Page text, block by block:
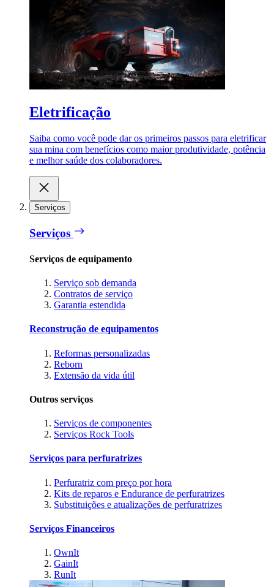
Eletrificação
Saiba como você pode dar os primeiros passos para eletrificar
sua mina com benefícios como maior produtividade, potência
e melhor saúde dos colaboradores.
Serviços
Serviços
Serviços de equipamento
Serviço sob demanda
Contratos de serviço
Garantia estendida
Reconstrução de equipamentos
Reformas personalizadas
Reborn
Extensão da vida útil
Outros serviços
Serviços de componentes
Serviços Rock Tools
Serviços para perfuratrizes
Perfuratriz com preço por hora
Kits de reparos e Endurance de perfuratrizes
Substituições e atualizações de perfuratrizes
Serviços Financeiros
OwnIt
GainIt
RunIt